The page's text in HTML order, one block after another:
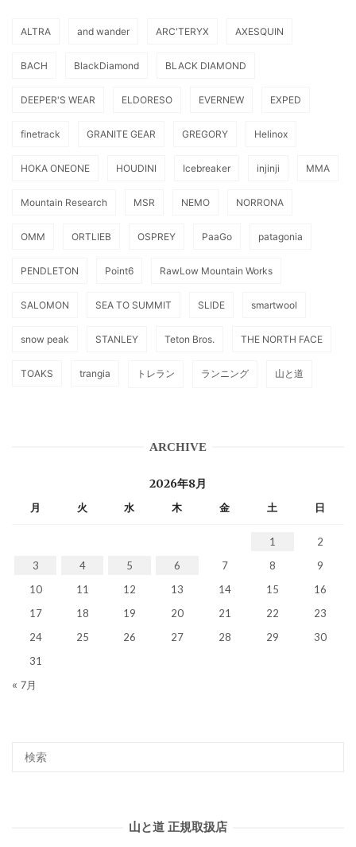
ALTRA and wander ARC'TERYX AXESQUIN
BACH BlackDiamond BLACK DIAMOND
DEEPER'S WEAR ELDORESO EVERNEW EXPED
finetrack GRANITE GEAR GREGORY Helinox
HOKA ONEONE HOUDINI Icebreaker injinji MMA
Mountain Research MSR NEMO NORRONA
OMM ORTLIEB OSPREY PaaGo patagonia
PENDLETON Point6 RawLow Mountain Works
SALOMON SEA TO SUMMIT SLIDE smartwool
snow peak STANLEY Teton Bros. THE NORTH FACE
TOAKS trangia トレラン ランニング 山と道
ARCHIVE
2026年8月
月 火 水 木 金 土 日
1
2
3
4 5 6 7 8
9
10
11 12 13 14 15
16
17
18 19 20 21 22
23
24
25 26 27 28 29
30
31
« 7月
山と道 正規取扱店